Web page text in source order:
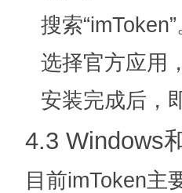
搜索“imToken”
选择官方应用
安装完成后，
4.3 Windows
目前imToken主